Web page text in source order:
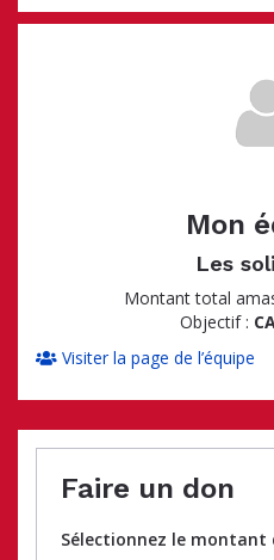
Mon
Les
Montant total
Objectif :
Visiter la page de l’équipe
Faire un don
Sélectionnez le montant